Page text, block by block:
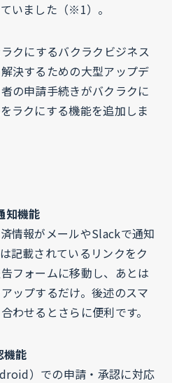
いました（※1）。
クにするバクラクビジネス
決するための大型アップデ
の申請手続きがバクラクに
ラクにする機能を追加しま
機能
情報がメールやSlackで通知
記載されているリンクをク
フォームに移動し、あとは
ップするだけ。後述のスマ
わせるとさらに便利です。
能
）での申請・承認に対応